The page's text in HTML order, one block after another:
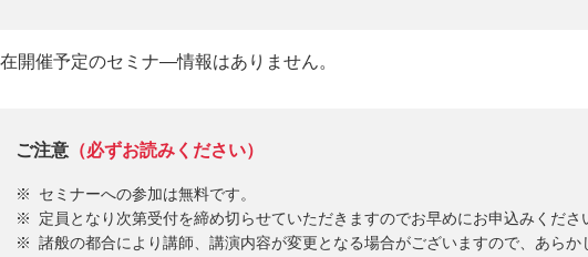
開催予定のセミナ―情報はありません。
ご注意 （必ずお読みください）
セミナーへの参加は無料です。
定員となり次第受付を締め切らせていただきますのでお早めにお申込みくださ
諸般の都合により講師、講演内容が変更となる場合がございますので、あらか